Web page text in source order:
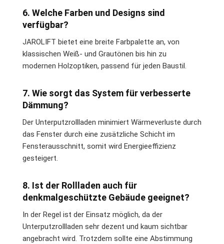
6. Welche Farben und Designs sind
verfügbar?
JAROLIFT bietet eine breite Farbpalette an, von
klassischen Weiß- und Grautönen bis hin zu
modernen Holzoptiken, passend für jeden Baustil.
7. Wie sorgt das System für verbesserte
Dämmung?
Der Unterputzrollladen minimiert Wärmeverluste durch
das Fenster durch eine zusätzliche Schicht im
Fensterausschnitt, somit wird Energieeffizienz
gesteigert.
8. Ist der Rollladen auch für
denkmalgeschützte Gebäude geeignet?
In der Regel ist der Einsatz möglich, da der
Unterputzrollladen sehr dezent und kaum sichtbar
angebracht wird. Trotzdem sollte eine Abstimmung